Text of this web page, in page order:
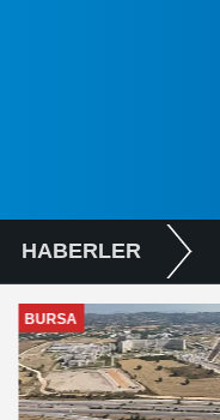
HABERLER
BURSA